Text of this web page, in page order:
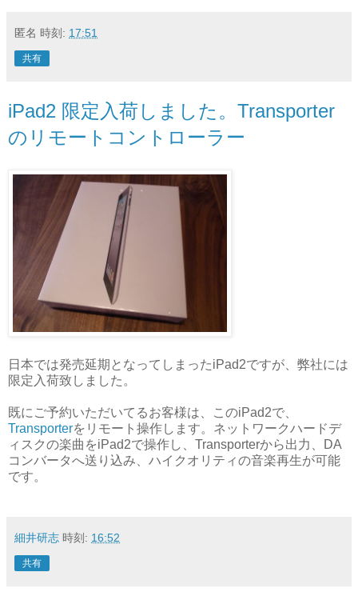
匿名 時刻: 17:51
共有
iPad2 限定入荷しました。Transporter
のリモートコントローラー
日本では発売延期となってしまったiPad2ですが、弊社には
限定入荷致しました。
既にご予約いただいてるお客様は、このiPad2で、
Transporterをリモート操作します。ネットワークハードデ
ィスクの楽曲をiPad2で操作し、Transporterから出力、DA
コンバータへ送り込み、ハイクオリティの音楽再生が可能
です。
細井研志 時刻: 16:52
共有